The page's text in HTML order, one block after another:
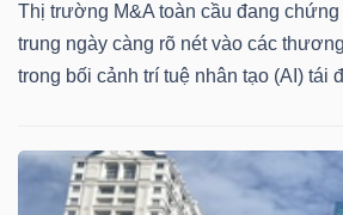
Thị trường M&A toàn cầu đang
trung ngày càng rõ nét vào các
trong bối cảnh trí tuệ nhân tạo (AI) tái
TIỆN
ÍCH